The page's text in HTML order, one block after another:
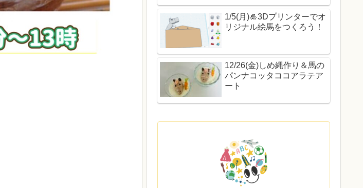
1/5(月)🎍3Dプリンターでオ
リジナル絵馬をつくろう！
12/26(金)しめ縄作り＆馬の
パンナコッタココアラテア
ート